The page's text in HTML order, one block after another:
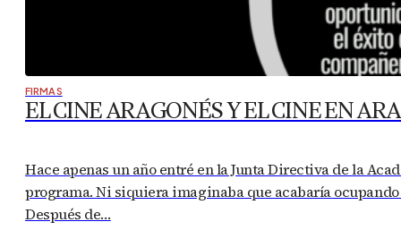
FIRMAS
EL CINE ARAGONÉS Y EL CINE EN
Hace apenas un año entré en la Junta Directiva de la
programa. Ni siquiera imaginaba que acabaría
Después de…